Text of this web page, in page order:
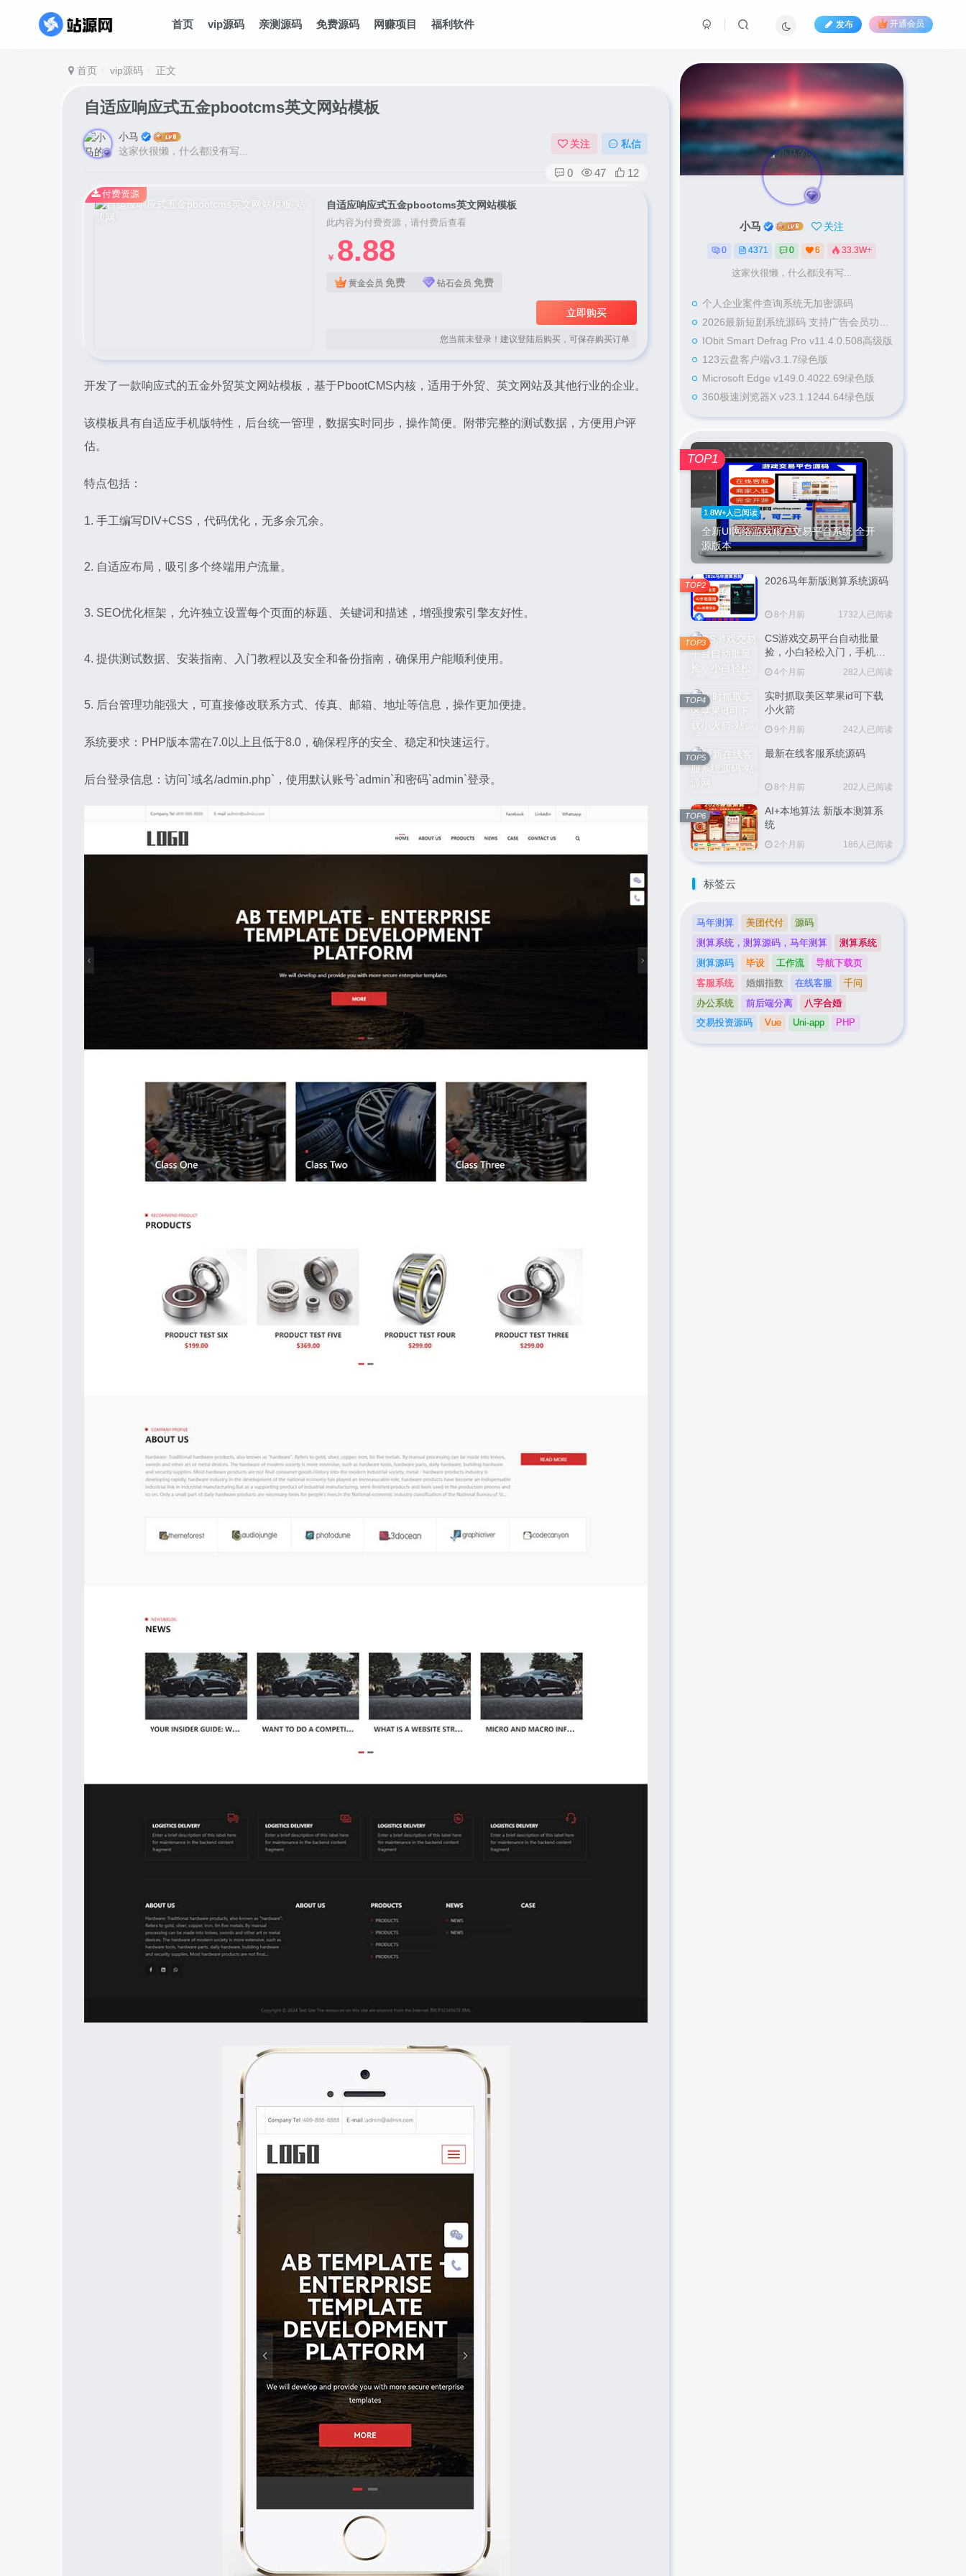
首页 vip源码 亲测源码 免费源码 网赚项目 福利软件 发布 开通会员
首页 vip源码 正文
自适应响应式五金pbootcms英文网站模板
小马
这家伙很懒，什么都没有写...
关注 私信
0 47 12
自适应响应式五金pbootcms英文网站模板
此内容为付费资源，请付费后查看
￥ 8.88
黄金会员 免费 钻石会员 免费
立即购买
您当前未登录！建议登陆后购买，可保存购买订单
付费资源
开发了一款响应式的五金外贸英文网站模板，基于PbootCMS内核，适用于外贸、英文网站及其他行业的企业。
该模板具有自适应手机版特性，后台统一管理，数据实时同步，操作简便。附带完整的测试数据，方便用户评
估。
特点包括：
1. 手工编写DIV+CSS，代码优化，无多余冗余。
2. 自适应布局，吸引多个终端用户流量。
3. SEO优化框架，允许独立设置每个页面的标题、关键词和描述，增强搜索引擎友好性。
4. 提供测试数据、安装指南、入门教程以及安全和备份指南，确保用户能顺利使用。
5. 后台管理功能强大，可直接修改联系方式、传真、邮箱、地址等信息，操作更加便捷。
系统要求：PHP版本需在7.0以上且低于8.0，确保程序的安全、稳定和快速运行。
后台登录信息：访问`域名/admin.php`，使用默认账号`admin`和密码`admin`登录。
小马 关注
0 4371 0 6 33.3W+
这家伙很懒，什么都没有写...
个人企业案件查询系统无加密源码
2026最新短剧系统源码 支持广告会员功能齐全短剧源码
IObit Smart Defrag Pro v11.4.0.508高级版
123云盘客户端v3.1.7绿色版
Microsoft Edge v149.0.4022.69绿色版
360极速浏览器X v23.1.1244.64绿色版
1.8W+人已阅读
全新UI网络游戏账户交易平台系统 全开
源版本
TOP1
2026马年新版测算系统源码
8个月前 1732人已阅读
TOP2
CS游戏交易平台自动批量
捡，小白轻松入门，手机即
可完成全部操作，日入
300+，轻松副业【揭秘】
4个月前 282人已阅读
TOP3
实时抓取美区苹果id可下载
小火箭
9个月前 242人已阅读
TOP4
最新在线客服系统源码
8个月前 202人已阅读
TOP5
AI+本地算法 新版本测算系
统
2个月前 186人已阅读
TOP6
标签云
马年测算 美团代付
源码
测算系统，测算源码，马年测算
测算系统
测算源码
毕设 工作流
导航下载页
客服系统
婚姻指数 在线客服
千问
办公系统
前后端分离
八字合婚
交易投资源码
Vue Uni-app PHP